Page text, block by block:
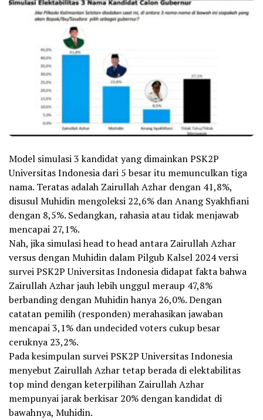
Model simulasi 3 kandidat yang dimainkan PSK2P
Universitas Indonesia dari 5 besar itu memunculkan tiga
nama. Teratas adalah Zairullah Azhar dengan 41,8%,
disusul Muhidin mengoleksi 22,6% dan Anang Syakhfiani
dengan 8,5%. Sedangkan, rahasia atau tidak menjawab
mencapai 27,1%.
Nah, jika simulasi head to head antara Zairullah Azhar
versus dengan Muhidin dalam Pilgub Kalsel 2024 versi
survei PSK2P Universitas Indonesia didapat fakta bahwa
Zairullah Azhar jauh lebih unggul meraup 47,8%
berbanding dengan Muhidin hanya 26,0%. Dengan
catatan pemilih (responden) merahasikan jawaban
mencapai 3,1% dan undecided voters cukup besar
ceruknya 23,2%.
Pada kesimpulan survei PSK2P Universitas Indonesia
menyebut Zairullah Azhar tetap berada di elektabilitas
top mind dengan keterpilihan Zairullah Azhar
mempunyai jarak berkisar 20% dengan kandidat di
bawahnya, Muhidin.